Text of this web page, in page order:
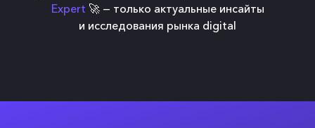
Expert 🚀 — только актуальные инсайты
и исследования рынка digital